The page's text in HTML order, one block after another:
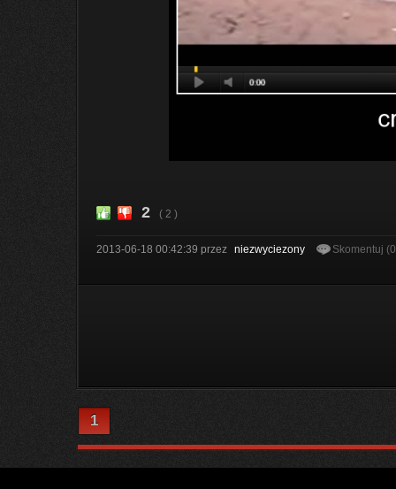
2 ( 2 )
2013-06-18 00:42:39 przez niezwyciezony Skomentuj
1